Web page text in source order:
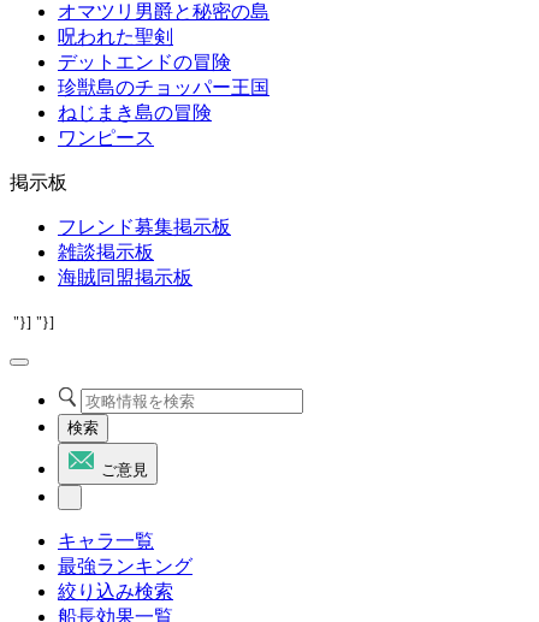
オマツリ男爵と秘密の島
呪われた聖剣
デットエンドの冒険
珍獣島のチョッパー王国
ねじまき島の冒険
ワンピース
掲示板
フレンド募集掲示板
雑談掲示板
海賊同盟掲示板
"}] "}]
検索
ご意見
キャラ一覧
最強ランキング
絞り込み検索
船長効果一覧